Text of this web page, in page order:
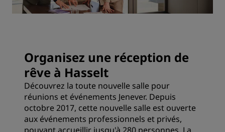
Organisez une réception de
rêve à Hasselt
Découvrez la toute nouvelle salle pour
réunions et événements Jenever. Depuis
octobre 2017, cette nouvelle salle est ouverte
aux événements professionnels et privés,